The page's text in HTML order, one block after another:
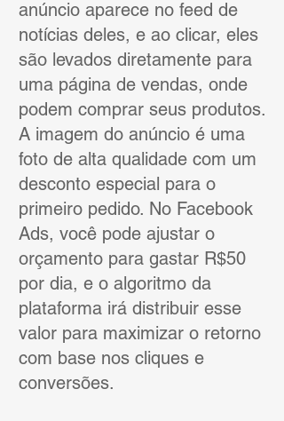
anúncio aparece no feed de
notícias deles, e ao clicar, eles
são levados diretamente para
uma página de vendas, onde
podem comprar seus produtos.
A imagem do anúncio é uma
foto de alta qualidade com um
desconto especial para o
primeiro pedido. No Facebook
Ads, você pode ajustar o
orçamento para gastar R$50
por dia, e o algoritmo da
plataforma irá distribuir esse
valor para maximizar o retorno
com base nos cliques e
conversões.